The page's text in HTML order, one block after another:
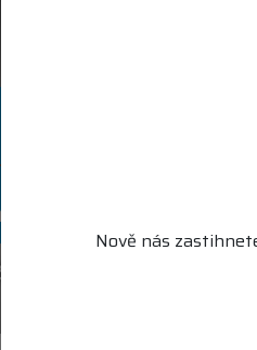
Nově nás